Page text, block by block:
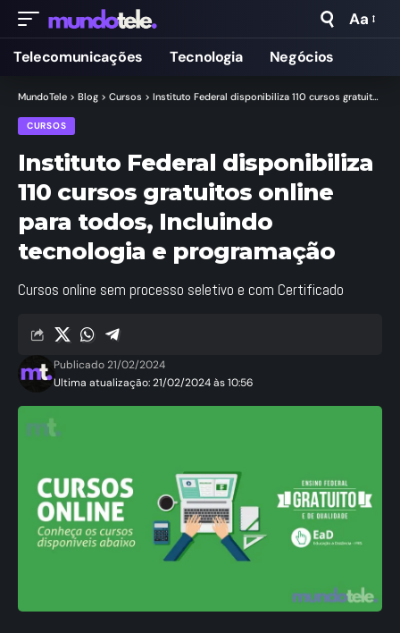
Aa
Telecomunicações Tecnologia Negócios
MundoTele > Blog > Cursos > Instituto Federal disponibiliza 110 cursos gratuitos online para todos, Incluindo tecnologia e programação
CURSOS
Instituto Federal disponibiliza
110 cursos gratuitos online
para todos, Incluindo
tecnologia e programação
Cursos online sem processo seletivo e com Certificado
Ultima atualização: 21/02/2024 às 10:56
Publicado 21/02/2024